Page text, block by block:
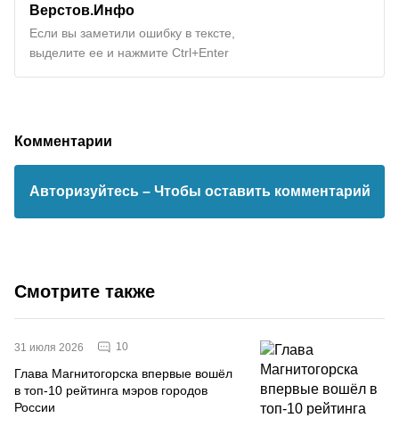
Верстов.Инфо
Если вы заметили ошибку в тексте,
выделите ее и нажмите Ctrl+Enter
Комментарии
Авторизуйтесь – Чтобы оставить комментарий
Смотрите также
31 июля 2026 10
Глава Магнитогорска впервые вошёл
в топ-10 рейтинга мэров городов
России